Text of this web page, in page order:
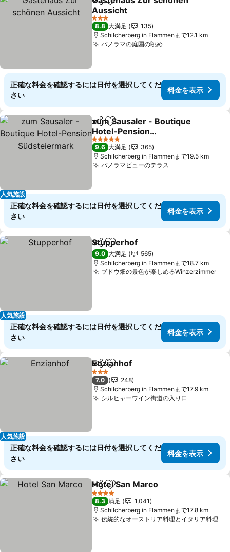
シェアお気に入りに追加
Aussicht
料金を表示
3 ホテルのランク
8.8 大満足
135
Schilcherberg in Flammenまで12.1 km
パノラマの庭園の眺め
正確な料金を確認するには日付を選択してくだ
さい
料金を表示
人気施設
シェアお気に入りに追加
zum Sausaler - Boutique
Hotel-Pension
Südsteiermark
料金を表示
5 ホテルのランク
9.6 大満足
365
Schilcherberg in Flammenまで19.5 km
パノラマビューのテラス
正確な料金を確認するには日付を選択してくだ
さい
料金を表示
人気施設
シェアお気に入りに追加
Stupperhof
9.0 大満足
565
Schilcherberg in Flammenまで18.7 km
ブドウ畑の景色が楽しめるWinzerzimmer料
正確な料金を確認するには日付を選択してくだ
さい
料金を表示
人気施設
シェアお気に入りに追加
Enzianhof
3 ホテルのランク
7.0
248
Schilcherberg in Flammenまで17.9 km
シルヒャーワイン街道の入り口
正確な料金を確認するには日付を選択してくだ
さい
料金を表示
シェアお気に入りに追加
Hotel San Marco
4 ホテルのランク
8.3 満足
1,041
Schilcherberg in Flammenまで17.8 km
伝統的なオーストリア料理とイタリア料理料